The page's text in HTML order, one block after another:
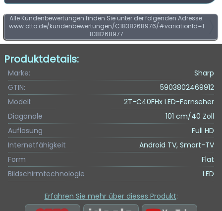
Alle Kundenbewertungen finden Sie unter der folgenden Adresse:
www.otto.de/kundenbewertungen/C1838268976/#variationId=1
838268977
Produktdetails:
Marke:
Sharp
GTIN:
5903802469912
Modell:
2T-C40FHx LED-Fernseher
Diagonale
101 cm/40 Zoll
Auflösung
Full HD
Internetfähigkeit
Android TV, Smart-TV
Form
Flat
Bildschirmtechnologie
LED
Erfahren Sie mehr über dieses Produkt: